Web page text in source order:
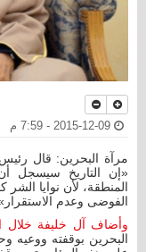
مرآة البحرين: قال
«إن التاريخ سيسجل
المنطقة، لأن نوايا
الفوضى وعدم
وأضاف آل خليفة خلال
البحرين بوقفته ووعيه